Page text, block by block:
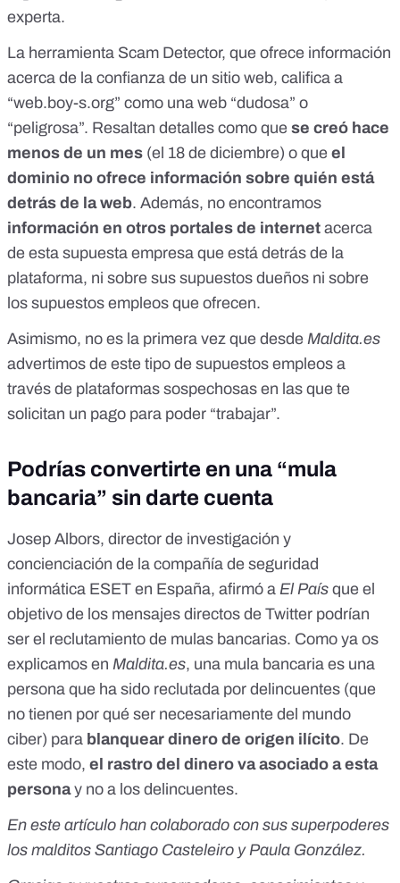
experta.
La herramienta Scam Detector, que ofrece información
acerca de la confianza de un sitio web, califica a
“web.boy-s.org” como una web “dudosa” o
“peligrosa”. Resaltan detalles como que se creó hace
menos de un mes (el 18 de diciembre) o que el
dominio no ofrece información sobre quién está
detrás de la web. Además, no encontramos
información en otros portales de internet acerca
de esta supuesta empresa que está detrás de la
plataforma, ni sobre sus supuestos dueños ni sobre
los supuestos empleos que ofrecen.
Asimismo, no es la primera vez que desde Maldita.es
advertimos de este tipo de supuestos empleos a
través de plataformas sospechosas en las que te
solicitan un pago para poder “trabajar”.
Podrías convertirte en una “mula
bancaria” sin darte cuenta
Josep Albors, director de investigación y
concienciación de la compañía de seguridad
informática ESET en España, afirmó a El País que el
objetivo de los mensajes directos de Twitter podrían
ser el reclutamiento de mulas bancarias. Como ya os
explicamos en Maldita.es, una mula bancaria es una
persona que ha sido reclutada por delincuentes (que
no tienen por qué ser necesariamente del mundo
ciber) para blanquear dinero de origen ilícito. De
este modo, el rastro del dinero va asociado a esta
personay no a los delincuentes.
En este artículo han colaborado con sus superpoderes
los malditos Santiago Casteleiro y Paula González.